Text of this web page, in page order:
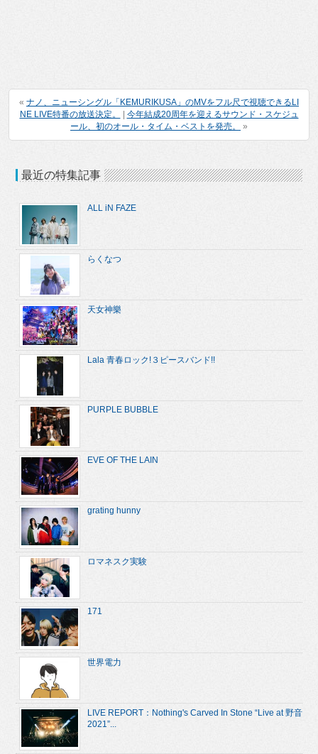
« ナノ、ニューシングル「KEMURIKUSA」のMVをフル尺で視聴できるLI
NE LIVE特番の放送決定。
今年結成20周年を迎えるサウンド・スケジュ
ール、初のオール・タイム・ベストを発売。
»
最近の特集記事
ALL iN FAZE
らくなつ
天女神樂
Lala 青春ロック!３ピースバンド!!
PURPLE BUBBLE
EVE OF THE LAIN
grating hunny
ロマネスク実験
171
世界電力
LIVE REPORT：Nothing's Carved In Stone “Live at 野音
2021”...